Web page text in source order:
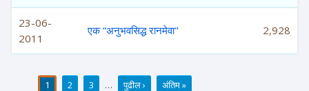
23-06-
2011
एक “अनुभवसिद्ध रानमेवा" 2,928
1 2 3 … पुढील › अंतिम »